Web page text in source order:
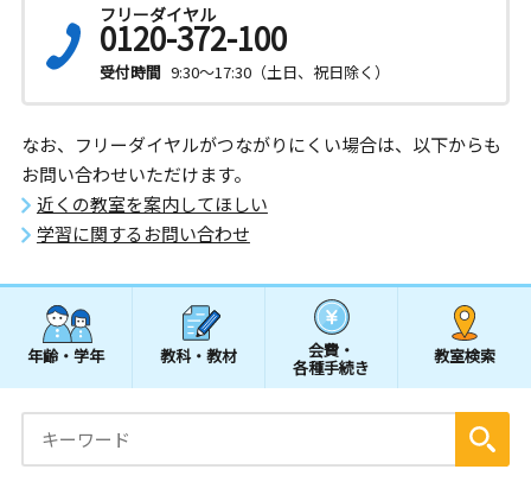
フリーダイヤル
0120-372-100
受付時間 9:30～17:30（土日、祝日除く）
なお、フリーダイヤルがつながりにくい場合は、以下からも
お問い合わせいただけます。
近くの教室を案内してほしい
学習に関するお問い合わせ
年齢・学年 教科・教材 会費・
各種手続き
教室検索